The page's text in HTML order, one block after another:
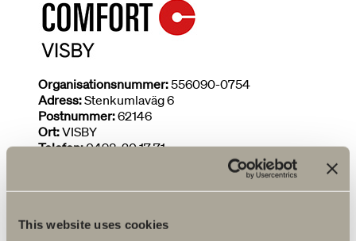
This website uses cookies
Organisationsnummer:556090-0754
Adress:Stenkumlaväg 6
Postnummer:62146
Ort:VISBY
Telefon:0498-20 17 71
Installatör